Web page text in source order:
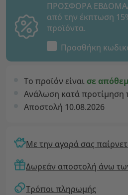
ΠΡΟΣΦΟΡΑ
από την έκπτωση
προϊόντα.
Προσθήκη
Το προϊόν είναι σε
Ανάλωση κατά προτίμηση
Αποστολή 10.08.2026
Με την αγορά σας
Δωρεάν αποστολή άνω
Τρόποι πληρωμής